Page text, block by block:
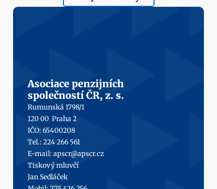
Asociace penzijních
společností ČR, z. s.
Rumunská 1798/1
120 00  Praha 2
IČO: 65400208
Tel.: 224 266 561
E-mail: apscr@apscr.cz
Tiskový mluvčí
Jan Sedláček